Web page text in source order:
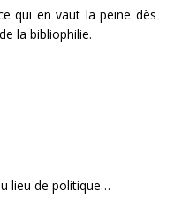
qui en vaut la peine dès
la bibliophilie.
lieu de politique…